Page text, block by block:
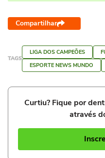
Compartilhar
TAGS
LIGA DOS CAMPEÕES
ESPORTE NEWS MUNDO
Curtiu? Fique por
através